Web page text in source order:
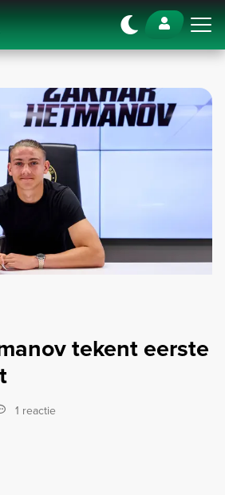
tekent eerste
1 reactie